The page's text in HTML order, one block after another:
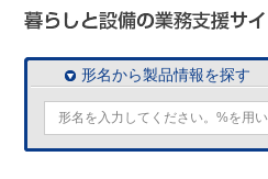
形名から製品情報を探す